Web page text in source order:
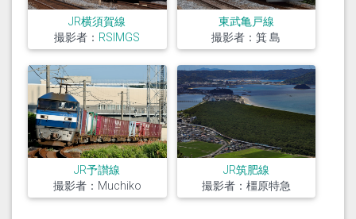
JR横須賀線
撮影者： RSIMGS
東武亀戸線
撮影者：箕 島
JR予讃線
撮影者：Muchiko
JR筑肥線
撮影者：橿原特急